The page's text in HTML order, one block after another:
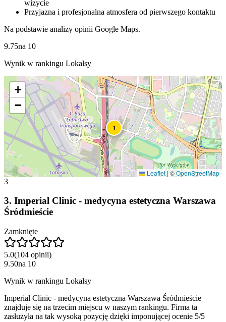
wizycie
Przyjazna i profesjonalna atmosfera od pierwszego kontaktu
Na podstawie analizy opinii Google Maps.
9.75na 10
Wynik w rankingu Lokalsy
1
+
−
Leaflet |©OpenStreetMap
3
3. Imperial Clinic - medycyna estetyczna Warszawa
Śródmieście
Zamknięte
5.0(104 opinii)
9.50na 10
Wynik w rankingu Lokalsy
Imperial Clinic - medycyna estetyczna Warszawa Śródmieście
znajduje się na trzecim miejscu w naszym rankingu. Firma ta
zasłużyła na tak wysoką pozycję dzięki imponującej ocenie 5/5